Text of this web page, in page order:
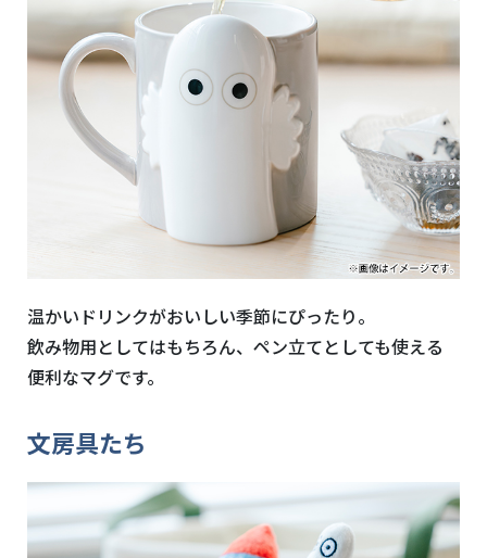
温かいドリンクがおいしい季節にぴったり。
飲み物用としてはもちろん、ペン立てとしても使える
便利なマグです。
文房具たち